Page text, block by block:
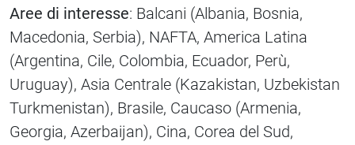
Aree di interesse: Balcani (Albania, Bosnia,
Macedonia, Serbia), NAFTA, America Latina
(Argentina, Cile, Colombia, Ecuador, Perù,
Uruguay), Asia Centrale (Kazakistan, Uzbekistan
Turkmenistan), Brasile, Caucaso (Armenia,
Georgia, Azerbaijan), Cina, Corea del Sud,